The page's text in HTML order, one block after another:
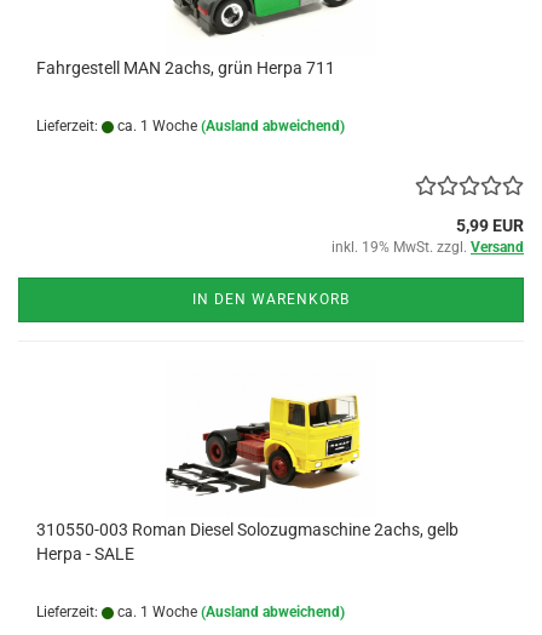
Fahrgestell MAN 2achs, grün Herpa 711
Lieferzeit: ca. 1 Woche (Ausland abweichend)
5,99 EUR
inkl. 19% MwSt. zzgl. Versand
IN DEN WARENKORB
310550-003 Roman Diesel Solozugmaschine 2achs, gelb
Herpa - SALE
Lieferzeit: ca. 1 Woche (Ausland abweichend)